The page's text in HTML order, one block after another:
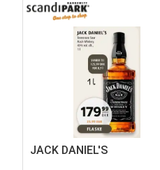
JACK DANIEL'S